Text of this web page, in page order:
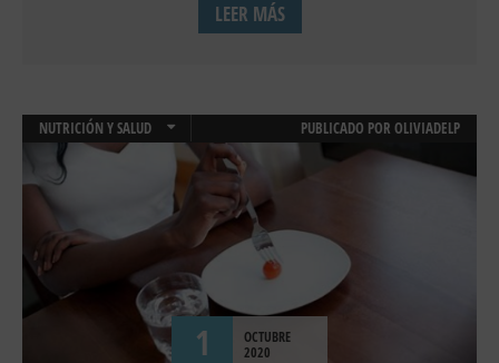
LEER MÁS
NUTRICIÓN Y SALUD
TERAPIA ONLINE
PUBLICADO POR OLIVIADELP
1
OCTUBRE
2020